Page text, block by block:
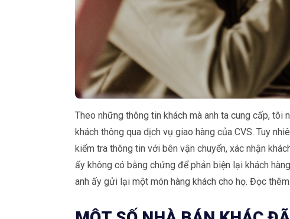
Theo những thông tin khách mà anh ta cung cấp, tôi
khách thông qua dịch vụ giao hàng của CVS. Tuy
kiểm tra thông tin với bên vận chuyển, xác nhận
ấy không có bằng chứng để phản biện lại khách
anh ấy gửi lại một món hàng khách cho họ. Đọc thêm: